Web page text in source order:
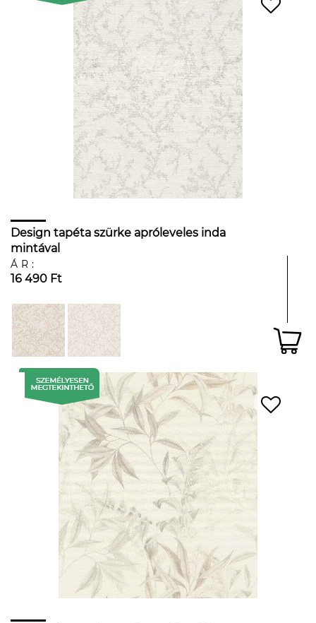
Design tapéta szürke apróleveles inda
mintával
ÁR:
16 490 Ft